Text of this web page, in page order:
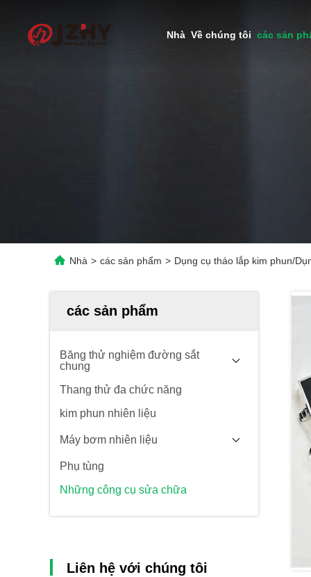
Nhà Về chúng tôi các sản
Nhà > các sản phẩm > Dụng cụ tháo lắp kim phun/
các sản phẩm
Băng thử nghiệm đường sắt
chung
Thang thử đa chức năng
kim phun nhiên liệu
Máy bơm nhiên liệu
Phụ tùng
Những công cụ sửa chữa
Liên hệ với chúng tôi